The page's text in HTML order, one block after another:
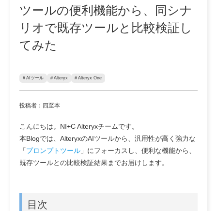
ツールの便利機能から、同シナ
リオで既存ツールと比較検証し
てみた
# AIツール # Alteryx # Alteryx One
投稿者：四至本
こんにちは。NI+C Alteryxチームです。
本Blogでは、AlteryxのAIツールから、汎用性が高く強力な
「プロンプトツール 」にフォーカスし、便利な機能から、
既存ツールとの比較検証結果までお届けします。
目次